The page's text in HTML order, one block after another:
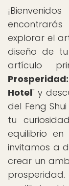
explorar el
diseño de
artículo
Hotel" y
del Feng
tu
equilibrio
invitamos a
crear un